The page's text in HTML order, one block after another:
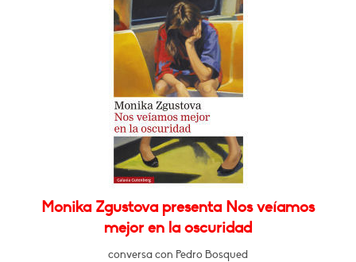
Monika Zgustova presenta Nos veíamos
mejor en la oscuridad
conversa con Pedro Bosqued